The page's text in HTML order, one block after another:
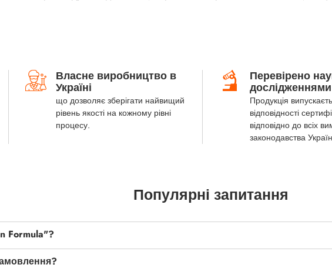
Власне виробництво в
Україні
що дозволяє зберігати найвищий
рівень якості на кожному рівні
процесу.
Перевірено
дослідженнями
Продукція
відповідності
відповідно до всіх
законодавства
Популярні запитання
Formula"?